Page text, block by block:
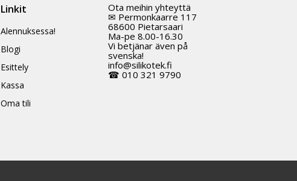
Linkit
Alennuksessa!
Blogi
Esittely
Kassa
Oma tili
Ota meihin yhteyttä
✉ Permonkaarre 117
68600 Pietarsaari
Ma-pe 8.00-16.30
Vi betjänar även på
svenska!
info@silikotek.fi
☎ 010 321 9790